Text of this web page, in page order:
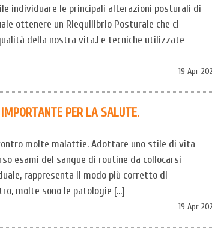
individuare le principali alterazioni posturali di
ottenere un Riequilibrio Posturale che ci
della nostra vita.Le tecniche utilizzate
19 Apr
PER LA SALUTE.
molte malattie. Adottare uno stile di vita
esami del sangue di routine da collocarsi
rappresenta il modo più corretto di
molte sono le patologie […]
19 Apr